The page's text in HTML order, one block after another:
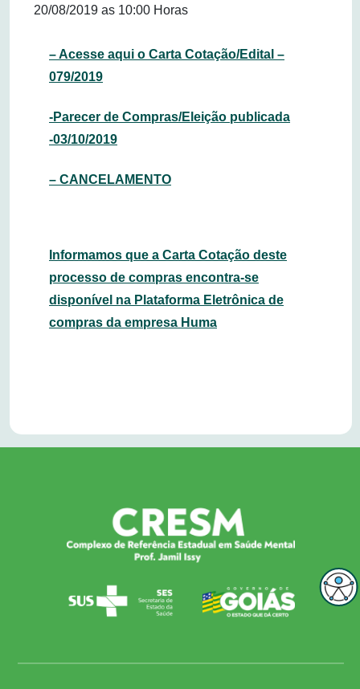
20/08/2019 as 10:00 Horas
– Acesse aqui o Carta Cotação/Edital –
079/2019
-Parecer de Compras/Eleição publicada
-03/10/2019
– CANCELAMENTO
Informamos que a Carta Cotação deste
processo de compras encontra-se
disponível na Plataforma Eletrônica de
compras da empresa Huma